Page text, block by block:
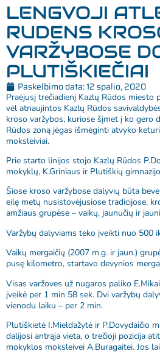
LENGVOJI
RUDENS
VARŽYBOSE
PLUTIŠKIEČIAI
Paskelbimo data:12 spalio, 2020
Praėjusį trečiadienį Kazlų Rūdos miesto
vėl atnaujintos Kazlų Rūdos
kroso varžybos, kuriose šįmet į ko gero
Rūdos zoną jėgas išmėginti atvyko
moksleiviai.
Prie starto linijos stojo Kazlų Rūdos
mokyklų, K.Griniaus ir Plutiškių
Šiose kroso varžybose dalyvių būta
eilę metų nusistovėjusiose tradicijose,
amžiaus grupėse – vaikų, jaunučių ir
Varžybų dalyviams teko įveikti nuo 500
Vaikų mergaičių (2007 m.g. ir jaun.)
pusę kilometro, startavo devynios
Visas varžoves už nugaros paliko
įveikė per 1 min 58 sek. Dvi varžybų
vienodu laiku – per 2 min.
Plutiškietė I.Mieldažytė ir P.Dovydaičio
dalijosi antrąja vieta, o trečioji pozicija
mokyklos moksleivei A.Buragaitei. Jos